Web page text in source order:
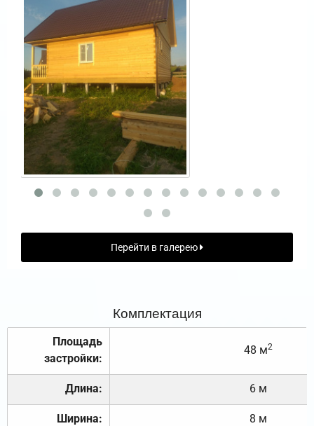
Перейти в галерею
Комплектация
Площадь
застройки:
48 м2
Длина: 6 м
Ширина: 8 м